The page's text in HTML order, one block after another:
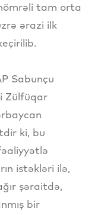
tam orta
ərazi ilk
Sabunçu
Zülfüqar
ki, bu
istəkləri ilə,
şəraitdə,
bir